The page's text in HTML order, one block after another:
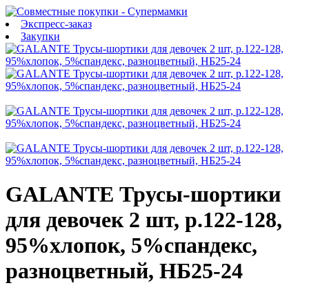
Экспресс-заказ
Закупки
GALANTE Трусы-шортики
для девочек 2 шт, р.122-128,
95%хлопок, 5%спандекс,
разноцветный, НБ25-24